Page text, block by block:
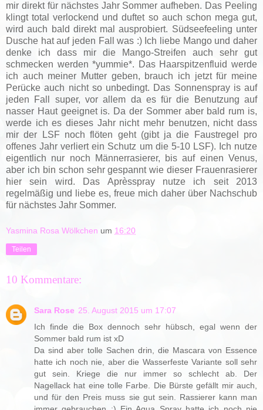
mir direkt für nächstes Jahr Sommer aufheben. Das Peeling
klingt total verlockend und duftet so auch schon mega gut,
wird auch bald direkt mal ausprobiert. Südseefeeling unter
Dusche hat auf jeden Fall was :) Ich liebe Mango und daher
denke ich dass mir die Mango-Streifen auch sehr gut
schmecken werden *yummie*. Das Haarspitzenfluid werde
ich auch meiner Mutter geben, brauch ich jetzt für meine
Perücke auch nicht so unbedingt. Das Sonnenspray is auf
jeden Fall super, vor allem da es für die Benutzung auf
nasser Haut geeignet is. Da der Sommer aber bald rum is,
werde ich es dieses Jahr nicht mehr benutzen, nicht dass
mir der LSF noch flöten geht (gibt ja die Faustregel pro
offenes Jahr verliert ein Schutz um die 5-10 LSF). Ich nutze
eigentlich nur noch Männerrasierer, bis auf einen Venus,
aber ich bin schon sehr gespannt wie dieser Frauenrasierer
hier sein wird. Das Aprèsspray nutze ich seit 2013
regelmäßig und liebe es, freue mich daher über Nachschub
für nächstes Jahr Sommer.
Yasmina Rosa Wölkchen um 16:20
Teilen
10 Kommentare:
Sara Rose 25. August 2015 um 17:07
Ich finde die Box dennoch sehr hübsch, egal wenn der
Sommer bald rum ist xD
Da sind aber tolle Sachen drin, die Mascara von Essence
hatte ich noch nie, aber die Wasserfeste Variante soll sehr
gut sein. Kriege die nur immer so schlecht ab. Der
Nagellack hat eine tolle Farbe. Die Bürste gefällt mir auch,
und für den Preis muss sie gut sein. Rassierer kann man